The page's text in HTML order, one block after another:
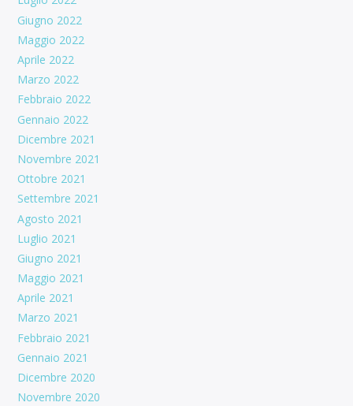
Giugno 2022
Maggio 2022
Aprile 2022
Marzo 2022
Febbraio 2022
Gennaio 2022
Dicembre 2021
Novembre 2021
Ottobre 2021
Settembre 2021
Agosto 2021
Luglio 2021
Giugno 2021
Maggio 2021
Aprile 2021
Marzo 2021
Febbraio 2021
Gennaio 2021
Dicembre 2020
Novembre 2020